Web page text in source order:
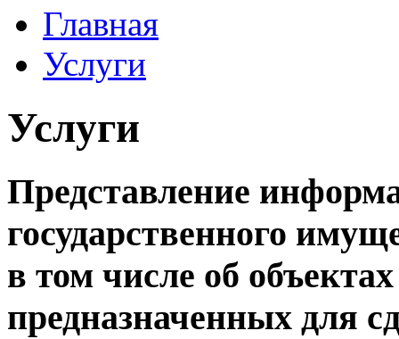
Главная
Услуги
Услуги
Представление
государственного
в том числе об
предназначенных для